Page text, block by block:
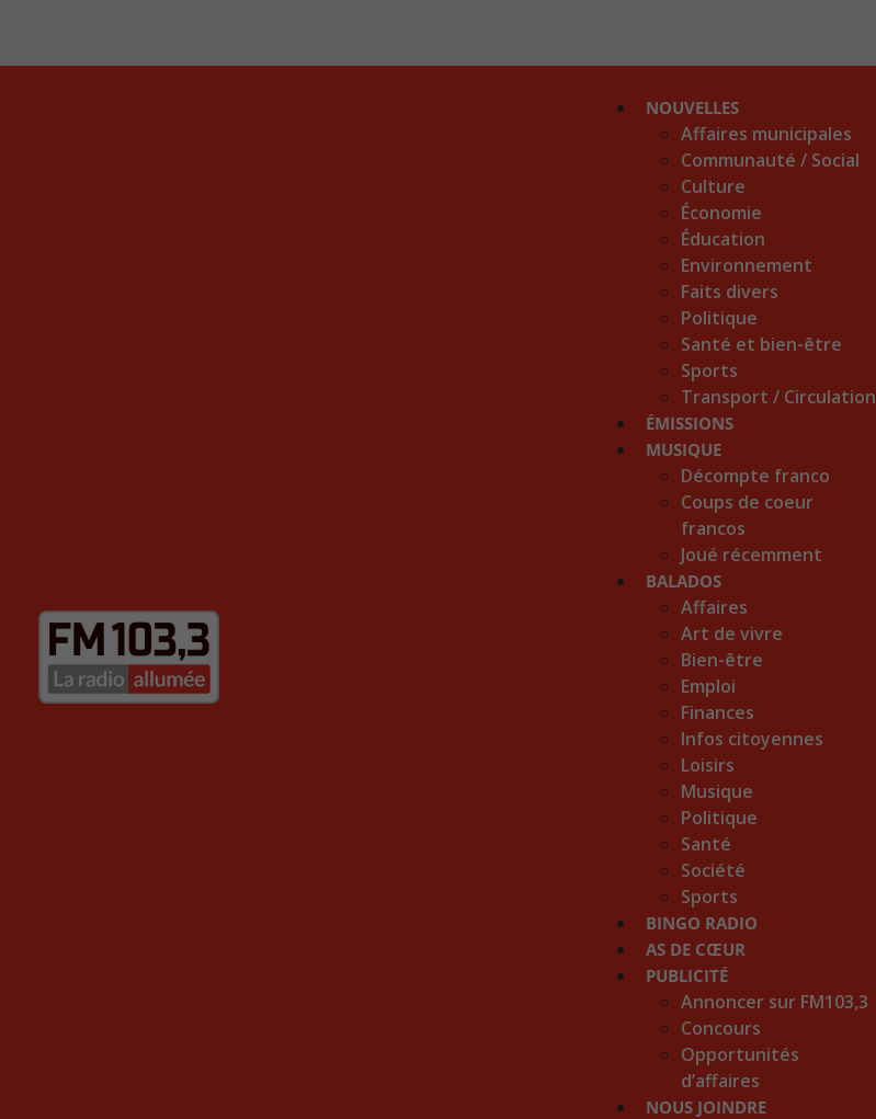
NOUVELLES
Affaires municipales
Communauté / Social
Culture
Économie
Éducation
Environnement
Faits divers
Politique
Santé et bien-être
Sports
Transport / Circulation
ÉMISSIONS
MUSIQUE
Décompte franco
Coups de coeur
francos
Joué récemment
BALADOS
Affaires
Art de vivre
Bien-être
Emploi
Finances
Infos citoyennes
Loisirs
Musique
Politique
Santé
Société
Sports
BINGO RADIO
AS DE CŒUR
PUBLICITÉ
Annoncer sur FM103,3
Concours
Opportunités
d’affaires
NOUS JOINDRE